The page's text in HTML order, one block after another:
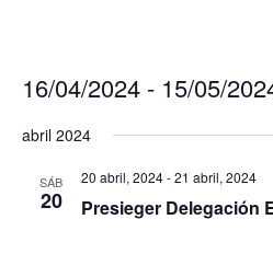
16/04/2024 - 15/05/
fecha.
abril 2024
SÁB
20
20 abril, 2024-21 abril, 2024
Presieger Delegación